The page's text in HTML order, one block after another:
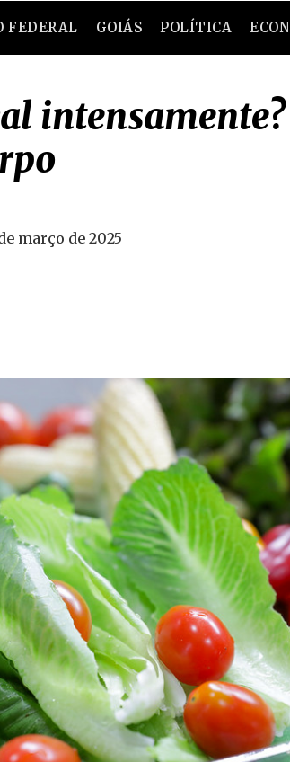
FEDERAL GOIÁS POLÍTICA
março de 2025